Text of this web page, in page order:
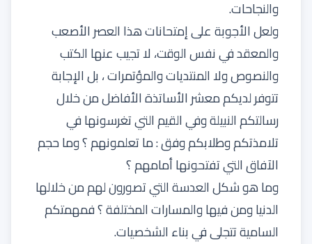
والنجاحات.
ولعل الأجوبة على إمتحانات هذا العصر الأصعب
والمعقد في نفس الوقت، لا تجيب عنها الكتب
والنصوص ولا المنتديات والمؤتمرات ، بل الإجابة
تتوفر لديكم معشر الأساتذة الأفاضل من خلال
رسالتكم النبيلة وفي القيم التي تغرسونها في
تلامذتكم وطلابكم وفق : ما تعلمونهم ؟ وما حجم
الآفاق التي تفتحونها أمامهم ؟
وما هو شكل العدسة التي تصورون لهم من خلالها
الدنيا ومن فيها والمسارات المختلفة ؟ فمهمتكم
السامية تتجلى في بناء الشخصيات.